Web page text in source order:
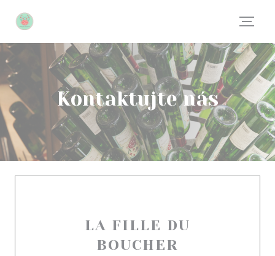
Kontaktujte nás
LA FILLE DU
BOUCHER